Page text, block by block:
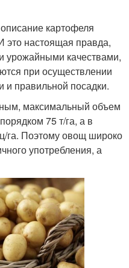
картофеля
это настоящая правда,
урожайными качествами,
при осуществлении
и правильной посадки.
максимальный объем
75 т/га, а в
га. Поэтому овощ широко
употребления, а